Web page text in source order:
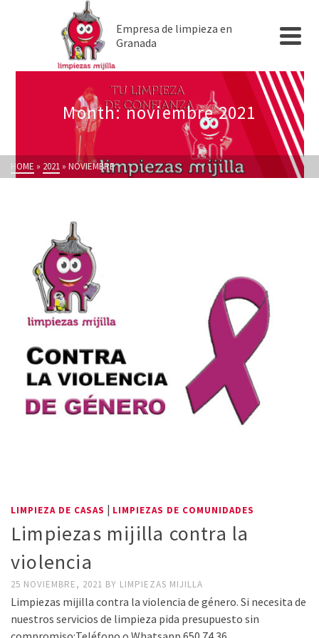
Empresa de limpieza en
Granada
Month: noviembre 2021
HOME » 2021 » NOVIEMBRE
LIMPIEZA DE CASAS | LIMPIEZAS DE COMUNIDADES
Limpiezas mijilla contra la
violencia
25 NOVIEMBRE, 2021 BY LIMPIEZAS MIJILLA
Limpiezas mijilla contra la violencia de género. Si necesita de
nuestros servicios de limpieza pida presupuesto sin